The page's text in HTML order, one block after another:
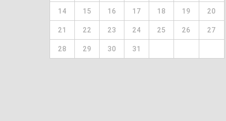
14 15 16 17 18 19 20
21 22 23 24 25 26 27
28 29 30 31